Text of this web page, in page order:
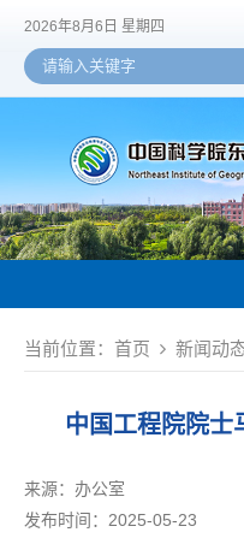
2026年8月6日 星期四
当前位置： 首页 新闻动
中国工程院院士
来源： 办公室
发布时间：2025-05-23